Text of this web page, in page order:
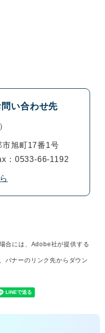
い合わせ先
市旭町17番1号
：0533-66-1192
合には、Adobe社が提供する
バナーのリンク先からダウン